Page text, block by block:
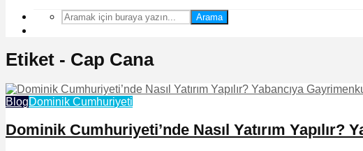
Arama
Etiket - Cap Cana
BlogDominik Cumhuriyeti
Dominik Cumhuriyeti’nde Nasıl Yatırım Yapılır?